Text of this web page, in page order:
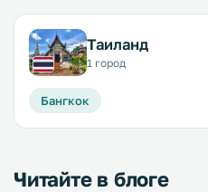
Таиланд
1 город
Бангкок
Читайте в блоге